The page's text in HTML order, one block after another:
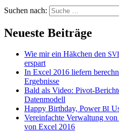
Suchen nach:
Neueste Beiträge
Wie mir ein Häkchen den
erspart
In Excel 2016 liefern
Ergebnisse
Bald als Video: Pivot-
Datenmodell
Happy Birthday, PowerBI
Vereinfachte Verwaltung
von Excel 2016